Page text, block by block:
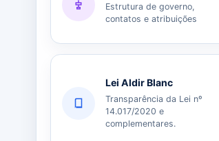
Estrutura de governo,
contatos e atribuições
Lei Aldir Blanc
Transparência da Lei nº
14.017/2020 e
complementares.